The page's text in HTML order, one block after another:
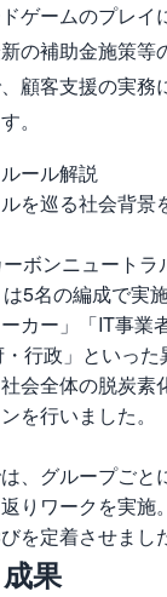
ゲームのプレイ
の補助金施策等
顧客支援の実務
。
ール解説
を巡る社会背景
ーボンニュート
5名の編成で実
カー」「IT事業
・行政」といっ
会全体の脱炭素
を行いました。
、グループごと
りワークを実施
を定着させまし
果